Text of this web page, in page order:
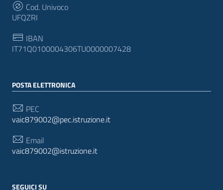
Cod. Univoco
UFQZRI
IBAN
IT71Q0100004306TU0000007428
POSTA ELETTRONICA
PEC
vaic879002@pec.istruzione.it
Email
vaic879002@istruzione.it
SEGUICI SU